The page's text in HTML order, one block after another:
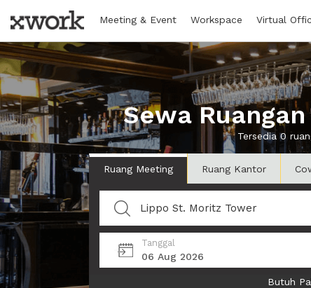
Meeting & Event Workspace Virtual
Sewa
Tersedia 0
Ruang Meeting Ruang Kantor
Tanggal
06 Aug 2026
Butuh